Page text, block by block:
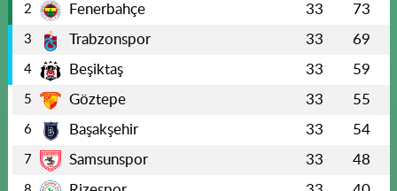
2 Fenerbahçe 33 73
3 Trabzonspor 33 69
4 Beşiktaş 33 59
5 Göztepe 33 55
6 Başakşehir 33 54
7 Samsunspor 33 48